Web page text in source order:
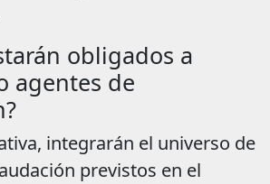
obligados a
agentes de
integrarán el universo de
previstos en el